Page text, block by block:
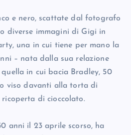
e nero, scattate dal fotografo
diverse immagini di Gigi in
una in cui tiene per mano la
– nata dalla sua relazione
in cui bacia Bradley, 50
viso davanti alla torta di
di cioccolato.
anni il 23 aprile scorso, ha